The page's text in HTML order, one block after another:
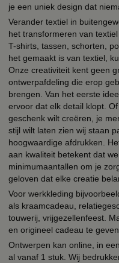
je een uniek design dat
Verander textiel in
het transformeren van
T-shirts, tassen, schorten,
het gemaakt is van textiel,
Onze creativiteit kent geen
ontwerpafdeling die erop
brengen. Van het eerste
ervoor dat elk detail klopt.
geschenk wilt creëren, je
stijl wilt laten zien wij staan
hoogwaardige afdrukken.
aan kwaliteit betekent dat
minimumaantallen om je
geloven dat elke creatie
Voor werkkleding
als kraamcadeau,
touwerij, vrijgezellenfeest.
en origineel cadeau te geven.
Ontwerpen kan online, in
al vanaf 1 stuk. Wij